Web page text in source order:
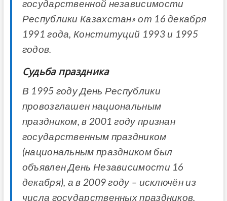
государственной независимости
Республики Казахстан» от 16 декабря
1991 года, Конституций 1993 и 1995
годов.
Судьба праздника
В 1995 году День Республики
провозглашен национальным
праздником, в 2001 году признан
государственным праздником
(национальным праздником был
объявлен День Независимости 16
декабря), а в 2009 году – исключён из
числа государственных праздников.